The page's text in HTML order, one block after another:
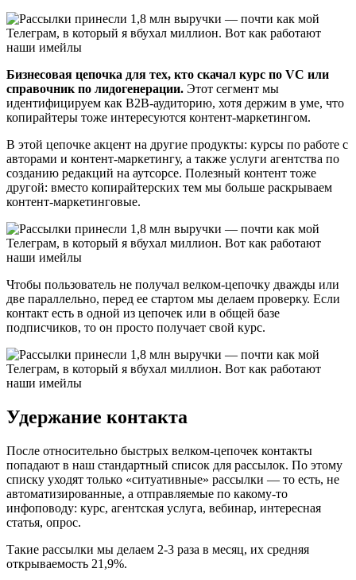
Бизнесовая цепочка для тех, кто скачал курс по VC или
справочник по лидогенерации. Этот сегмент мы
идентифицируем как B2B-аудиторию, хотя держим в уме, что
копирайтеры тоже интересуются контент-маркетингом.
В этой цепочке акцент на другие продукты: курсы по работе с
авторами и контент-маркетингу, а также услуги агентства по
созданию редакций на аутсорсе. Полезный контент тоже
другой: вместо копирайтерских тем мы больше раскрываем
контент-маркетинговые.
Чтобы пользователь не получал велком-цепочку дважды или
две параллельно, перед ее стартом мы делаем проверку. Если
контакт есть в одной из цепочек или в общей базе
подписчиков, то он просто получает свой курс.
Удержание контакта
После относительно быстрых велком-цепочек контакты
попадают в наш стандартный список для рассылок. По этому
списку уходят только «ситуативные» рассылки — то есть, не
автоматизированные, а отправляемые по какому-то
инфоповоду: курс, агентская услуга, вебинар, интересная
статья, опрос.
Такие рассылки мы делаем 2-3 раза в месяц, их средняя
открываемость 21,9%.